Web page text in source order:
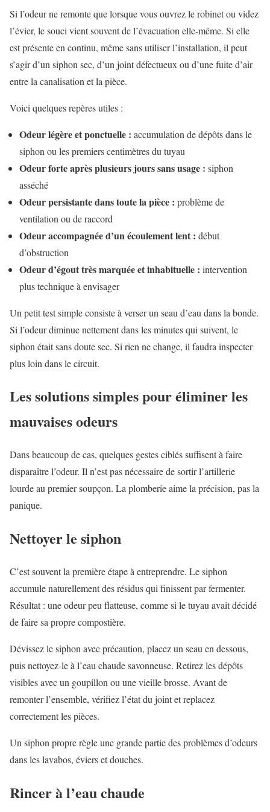
Si l’odeur ne remonte que lorsque vous ouvrez le robinet ou videz
l’évier, le souci vient souvent de l’évacuation elle-même. Si elle
est présente en continu, même sans utiliser l’installation, il peut
s’agir d’un siphon sec, d’un joint défectueux ou d’une fuite d’air
entre la canalisation et la pièce.
Voici quelques repères utiles :
Odeur légère et ponctuelle : accumulation de dépôts dans le
siphon ou les premiers centimètres du tuyau
Odeur forte après plusieurs jours sans usage : siphon
asséché
Odeur persistante dans toute la pièce : problème de
ventilation ou de raccord
Odeur accompagnée d’un écoulement lent : début
d’obstruction
Odeur d’égout très marquée et inhabituelle : intervention
plus technique à envisager
Un petit test simple consiste à verser un seau d’eau dans la bonde.
Si l’odeur diminue nettement dans les minutes qui suivent, le
siphon était sans doute sec. Si rien ne change, il faudra inspecter
plus loin dans le circuit.
Les solutions simples pour éliminer les
mauvaises odeurs
Dans beaucoup de cas, quelques gestes ciblés suffisent à faire
disparaître l’odeur. Il n’est pas nécessaire de sortir l’artillerie
lourde au premier soupçon. La plomberie aime la précision, pas la
panique.
Nettoyer le siphon
C’est souvent la première étape à entreprendre. Le siphon
accumule naturellement des résidus qui finissent par fermenter.
Résultat : une odeur peu flatteuse, comme si le tuyau avait décidé
de faire sa propre compostière.
Dévissez le siphon avec précaution, placez un seau en dessous,
puis nettoyez-le à l’eau chaude savonneuse. Retirez les dépôts
visibles avec un goupillon ou une vieille brosse. Avant de
remonter l’ensemble, vérifiez l’état du joint et replacez
correctement les pièces.
Un siphon propre règle une grande partie des problèmes d’odeurs
dans les lavabos, éviers et douches.
Rincer à l’eau chaude